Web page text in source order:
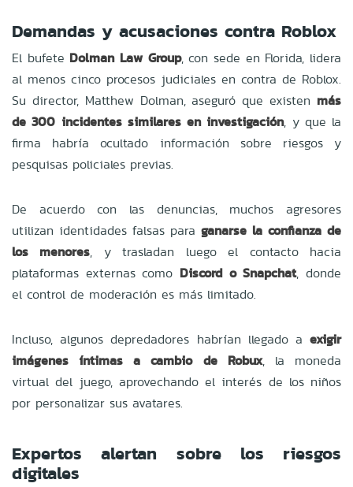
Demandas y acusaciones contra Roblox
El bufete Dolman Law Group, con sede en Florida, lidera
al menos cinco procesos judiciales en contra de Roblox.
Su director, Matthew Dolman, aseguró que existen más
de 300 incidentes similares en investigación, y que la
firma habría ocultado información sobre riesgos y
pesquisas policiales previas.
De acuerdo con las denuncias, muchos agresores
utilizan identidades falsas para ganarse la confianza de
los menores, y trasladan luego el contacto hacia
plataformas externas como Discord o Snapchat, donde
el control de moderación es más limitado.
Incluso, algunos depredadores habrían llegado a exigir
imágenes íntimas a cambio de Robux, la moneda
virtual del juego, aprovechando el interés de los niños
por personalizar sus avatares.
Expertos alertan sobre los riesgos
digitales